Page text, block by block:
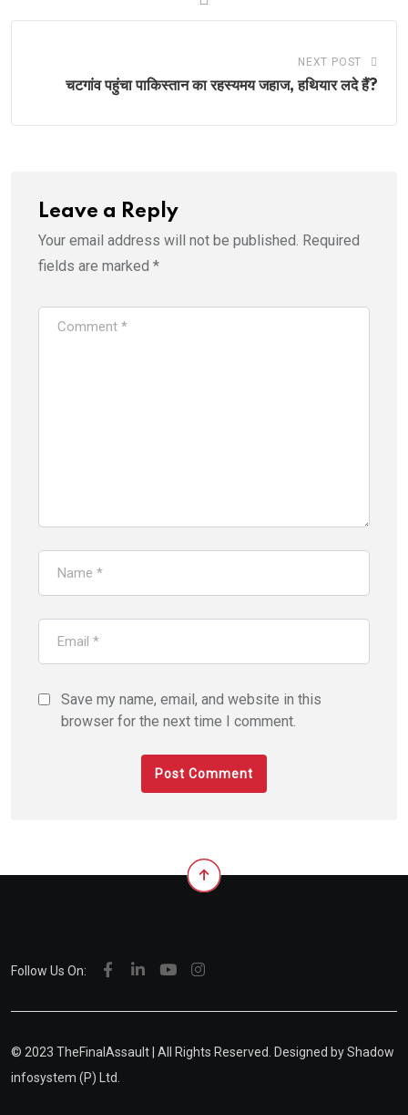
NEXT POST
चटगांव पहुंचा पाकिस्तान का रहस्यमय जहाज, हथियार लदे हैं?
Leave a Reply
Your email address will not be published. Required
fields are marked *
Save my name, email, and website in this
browser for the next time I comment.
Follow Us On:
© 2023 TheFinalAssault | All Rights Reserved. Designed byShadow
infosystem (P) Ltd.